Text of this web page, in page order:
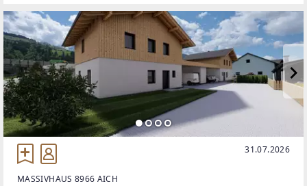
31.07.2026
MASSIVHAUS 8966 AICH